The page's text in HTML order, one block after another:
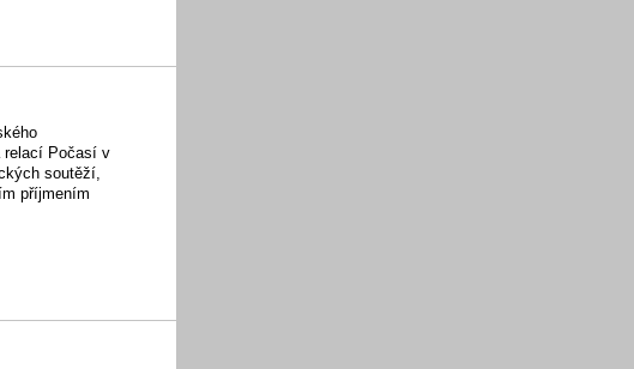
relací Počasí v
soutěží,
příjmením